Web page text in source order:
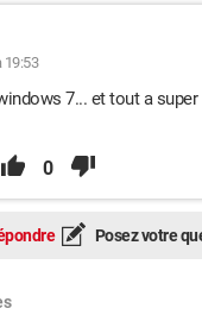
19:53
7... et tout a
0
Posez votre